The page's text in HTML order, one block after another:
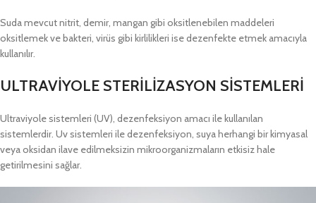
Suda mevcut nitrit, demir, mangan gibi oksitlenebilen maddeleri
oksitlemek ve bakteri, virüs gibi kirlilikleri ise dezenfekte etmek amacıyla
kullanılır.
ULTRAVİYOLE STERİLİZASYON SİSTEMLERİ
Ultraviyole sistemleri (UV), dezenfeksiyon amacı ile kullanılan
sistemlerdir. Uv sistemleri ile dezenfeksiyon, suya herhangi bir kimyasal
veya oksidan ilave edilmeksizin mikroorganizmaların etkisiz hale
getirilmesini sağlar.